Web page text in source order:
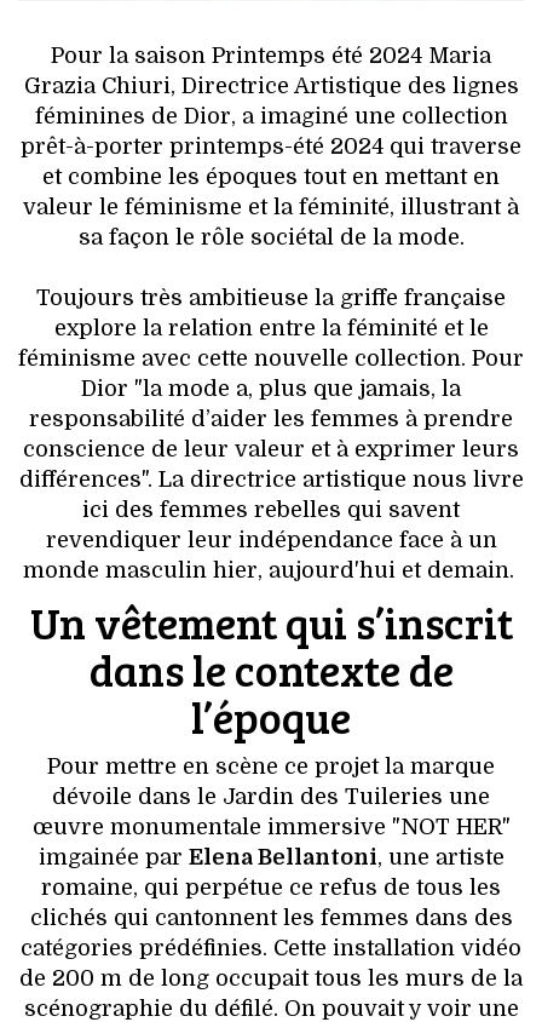
MODE DE RUE
JEUNES CRÉATEURS
HISTOIRE DES MARQUES
DÉCO
VOYAGES & LOISIRS
Pour la saison Printemps été 2024 Maria
Grazia Chiuri, Directrice Artistique des lignes
féminines de Dior, a imaginé une collection
prêt-à-porter printemps-été 2024 qui traverse
et combine les époques tout en mettant en
valeur le féminisme et la féminité, illustrant à
sa façon le rôle sociétal de la mode.
Toujours très ambitieuse la griffe française
explore la relation entre la féminité et le
féminisme avec cette nouvelle collection. Pour
Dior "la mode a, plus que jamais, la
responsabilité d’aider les femmes à prendre
conscience de leur valeur et à exprimer leurs
différences". La directrice artistique nous livre
ici des femmes rebelles qui savent
revendiquer leur indépendance face à un
monde masculin hier, aujourd'hui et demain.
Un vêtement qui s’inscrit
dans le contexte de
l’époque
Pour mettre en scène ce projet la marque
dévoile dans le Jardin des Tuileries une
œuvre monumentale immersive "NOT HER"
imgainée par Elena Bellantoni, une artiste
romaine, qui perpétue ce refus de tous les
clichés qui cantonnent les femmes dans des
catégories prédéfinies. Cette installation vidéo
de 200 m de long occupait tous les murs de la
scénographie du défilé. On pouvait y voir une